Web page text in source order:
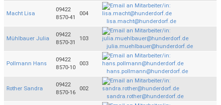
Macht Lisa
09422
8570-41
004
lisa.macht@hunderdorf.de
Mühlbauer Julia
09422
8570-31
103
julia.muehlbauer@hunderdorf.de
Pollmann Hans
09422
8570-10
003
hans.pollmann@hunderdorf.de
Rother Sandra
09422
8570-16
002
sandra.rother@hunderdorf.de